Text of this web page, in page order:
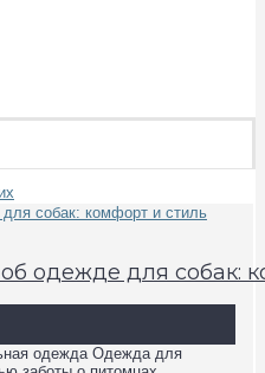
одежде для собак:
одежда Одежда для